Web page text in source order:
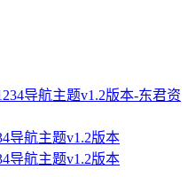
导航主题v1.2版本
导航主题v1.2版本